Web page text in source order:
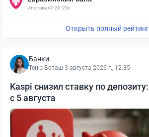
Ипотека «7-20-25»
Открыть полный
Банки
Теңіз Боташ·3 августа 2026 г., 12:35
Kaspi снизил ставку по
с 5 августа